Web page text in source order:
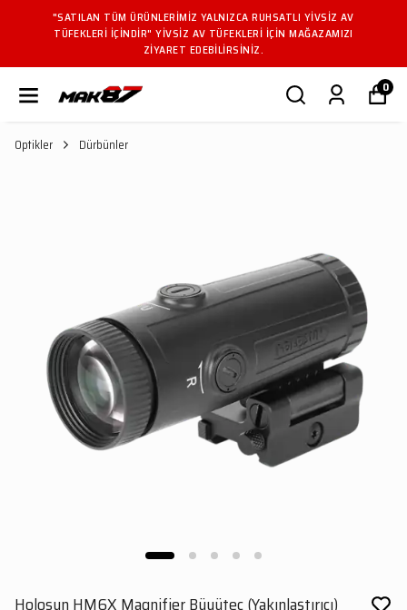
"SATILAN TÜM ÜRÜNLERIMIZ YALNIZCA RUHSATLI YIVSIZ AV
TÜFEKLERI IÇINDIR" YIVSIZ AV TÜFEKLERI IÇIN MAĞAZAMIZI
ZIYARET EDEBILIRSINIZ.
0
Optikler Dürbünler
Holosun HM6X Magnifier Büyüteç (Yakınlaştırıcı)